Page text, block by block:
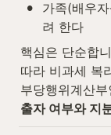
•
가족(배우
려 한다
핵심은 단순합
따라 비과세 복
출자 여부와 지